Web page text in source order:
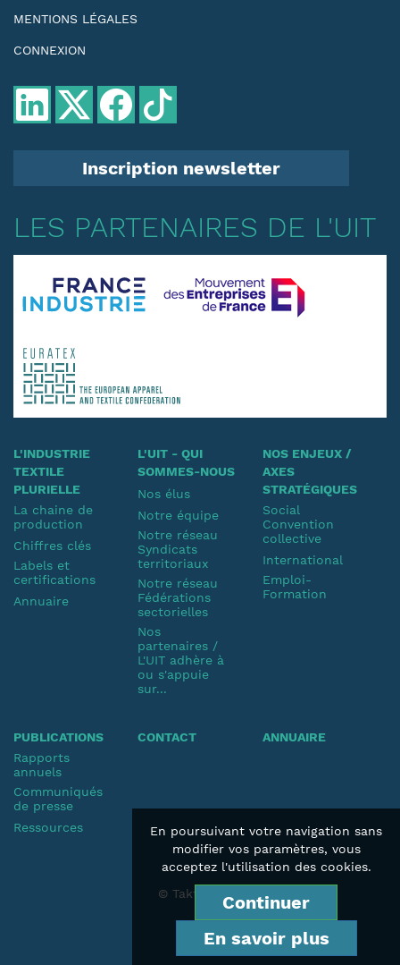
MENTIONS LÉGALES
CONNEXION
Inscription newsletter
LES PARTENAIRES DE L'UIT
L'INDUSTRIE
TEXTILE
PLURIELLE
La chaine de
production
Chiffres clés
Labels et
certifications
Annuaire
L'UIT - QUI
SOMMES-NOUS
Nos élus
Notre équipe
Notre réseau
Syndicats
territoriaux
Notre réseau
Fédérations
sectorielles
Nos
partenaires /
L'UIT adhère à
ou s'appuie
sur...
NOS ENJEUX /
AXES
STRATÉGIQUES
Social
Convention
collective
International
Emploi-
Formation
PUBLICATIONS
Rapports
annuels
Communiqués
de presse
Ressources
CONTACT ANNUAIRE
© Taktik 2019
En poursuivant votre navigation sans
modifier vos paramètres, vous
acceptez l'utilisation des cookies.
Continuer
En savoir plus